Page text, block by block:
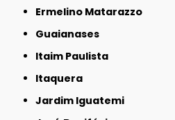
Ermelino Matarazzo
Guaianases
Itaim Paulista
Itaquera
Jardim Iguatemi